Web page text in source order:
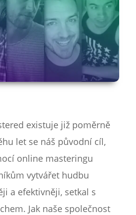
existuje již poměrně
let se náš původní cíl,
online masteringu
vytvářet hudbu
a efektivněji, setkal s
Jak naše společnost